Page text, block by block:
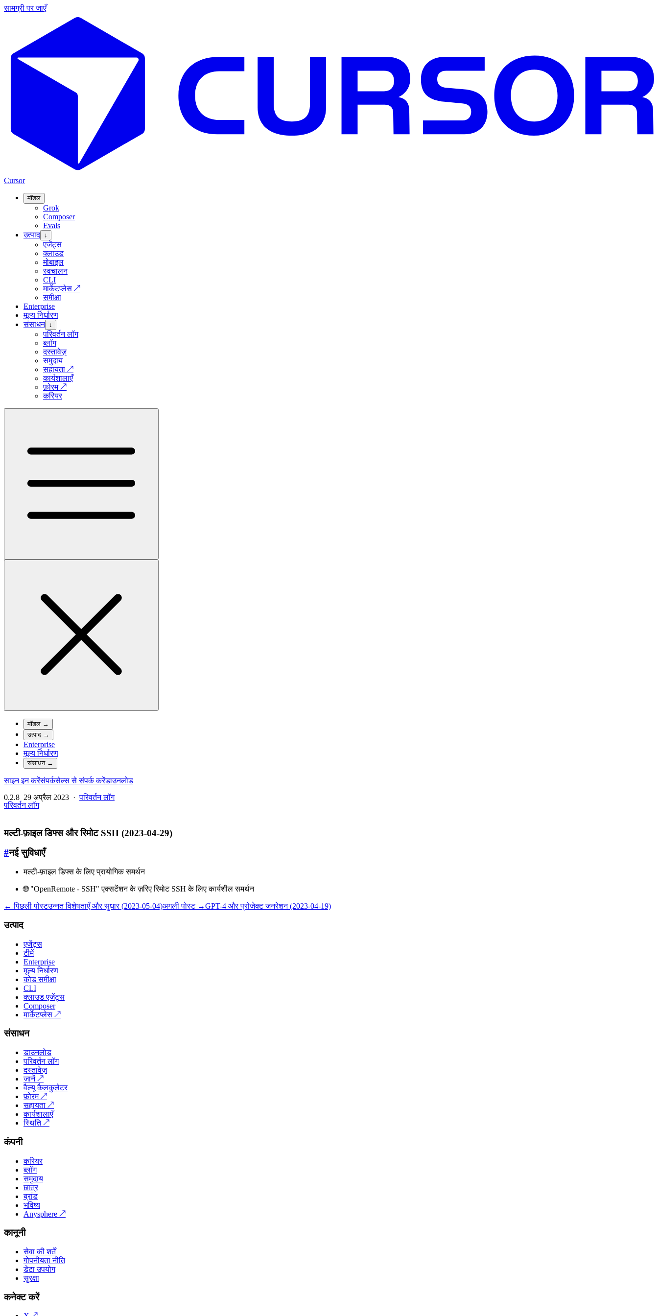
सामग्री पर जाएँ
Cursor
मॉडल
Grok
Composer
Evals
उत्पाद ↓
एजेंट्स
क्लाउड
मोबाइल
स्वचालन
CLI
मार्केटप्लेस ↗
समीक्षा
Enterprise
मूल्य निर्धारण
संसाधन ↓
परिवर्तन लॉग
ब्लॉग
दस्तावेज़
समुदाय
सहायता ↗
कार्यशालाएँ
फ़ोरम↗
करियर
मॉडल →
उत्पाद →
Enterprise
मूल्य निर्धारण
संसाधन→
साइन इन करेंसंपर्कसेल्स से संपर्क करेंडाउनलोड
0.2.8 29 अप्रैल 2023 ·परिवर्तन लॉग
परिवर्तन लॉग
मल्टी-फ़ाइल डिफ्स और रिमोट SSH (2023-04-29)
#नई सुविधाएँ
मल्टी-फ़ाइल डिफ्स के लिए प्रायोगिक समर्थन
🌐 "OpenRemote - SSH" एक्सटेंशन के ज़रिए रिमोट SSH के लिए कार्यशील समर्थन
← पिछली पोस्टउन्नत विशेषताएँ और सुधार (2023-05-04)अगली पोस्ट →GPT-4 और प्रोजेक्ट जनरेशन (2023-04-19)
उत्पाद
एजेंट्स
टीमें
Enterprise
मूल्य निर्धारण
कोड समीक्षा
CLI
क्लाउड एजेंट्स
Composer
मार्केटप्लेस ↗
संसाधन
डाउनलोड
परिवर्तन लॉग
दस्तावेज़
जानें↗
वैल्यू कैलकुलेटर
फ़ोरम↗
सहायता ↗
कार्यशालाएँ
स्थिति↗
कंपनी
करियर
ब्लॉग
समुदाय
छात्र
ब्रांड
भविष्य
Anysphere ↗
कानूनी
सेवा की शर्तें
गोपनीयता नीति
डेटा उपयोग
सुरक्षा
कनेक्ट करें